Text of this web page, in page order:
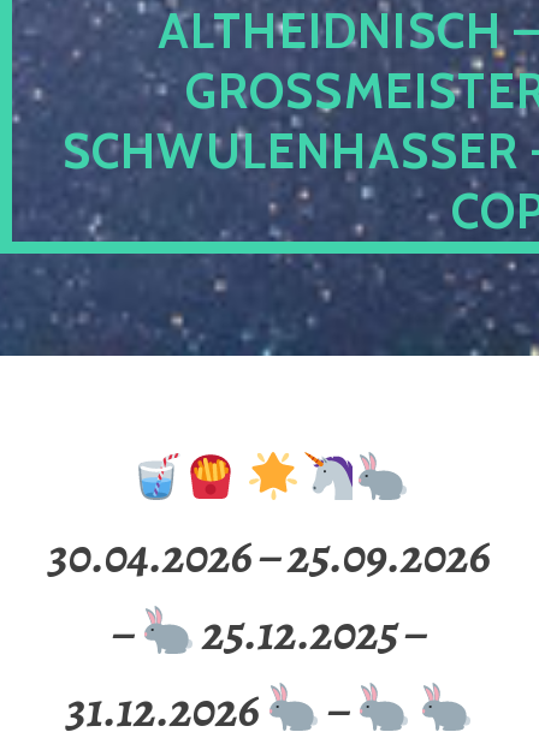
ALTHEIDNISCH
CHWULENHASSER
30.04.2026 – 25.09.2026
–
25.12.2025 –
31.12.2026
–